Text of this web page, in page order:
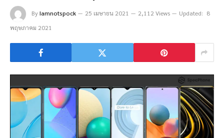
ByIamnotspock 25 เมษายน 2021 2,112 Views Updated: 8
พฤษภาคม 2021